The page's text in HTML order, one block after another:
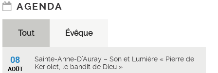
AGENDA
Tout Évêque
08
AOÛT
Sainte-Anne-D’Auray – Son et Lumière « Pierre de
Keriolet, le bandit de Dieu »